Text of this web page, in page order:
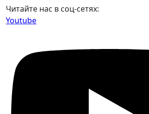
Читайте нас в соц-сетях:
Youtube